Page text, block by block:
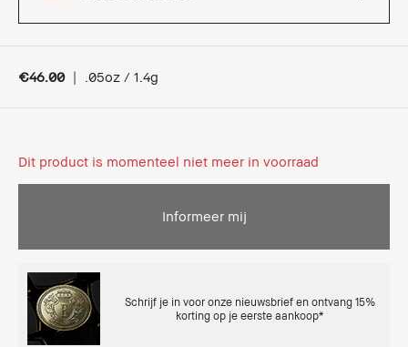
€46.00 | .05oz / 1.4g
Dit product is momenteel niet meer in voorraad
Informeer mij
Schrijf je in voor onze nieuwsbrief en ontvang 15%
korting op je eerste aankoop*